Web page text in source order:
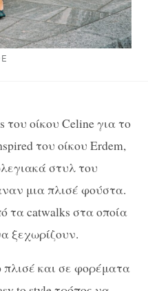
του οίκου Celine για το
του οίκου Erdem,
στυλ του
μια πλισέ φούστα.
τα catwalks στα οποία
ξεχωρίζουν.
και σε φορέματα